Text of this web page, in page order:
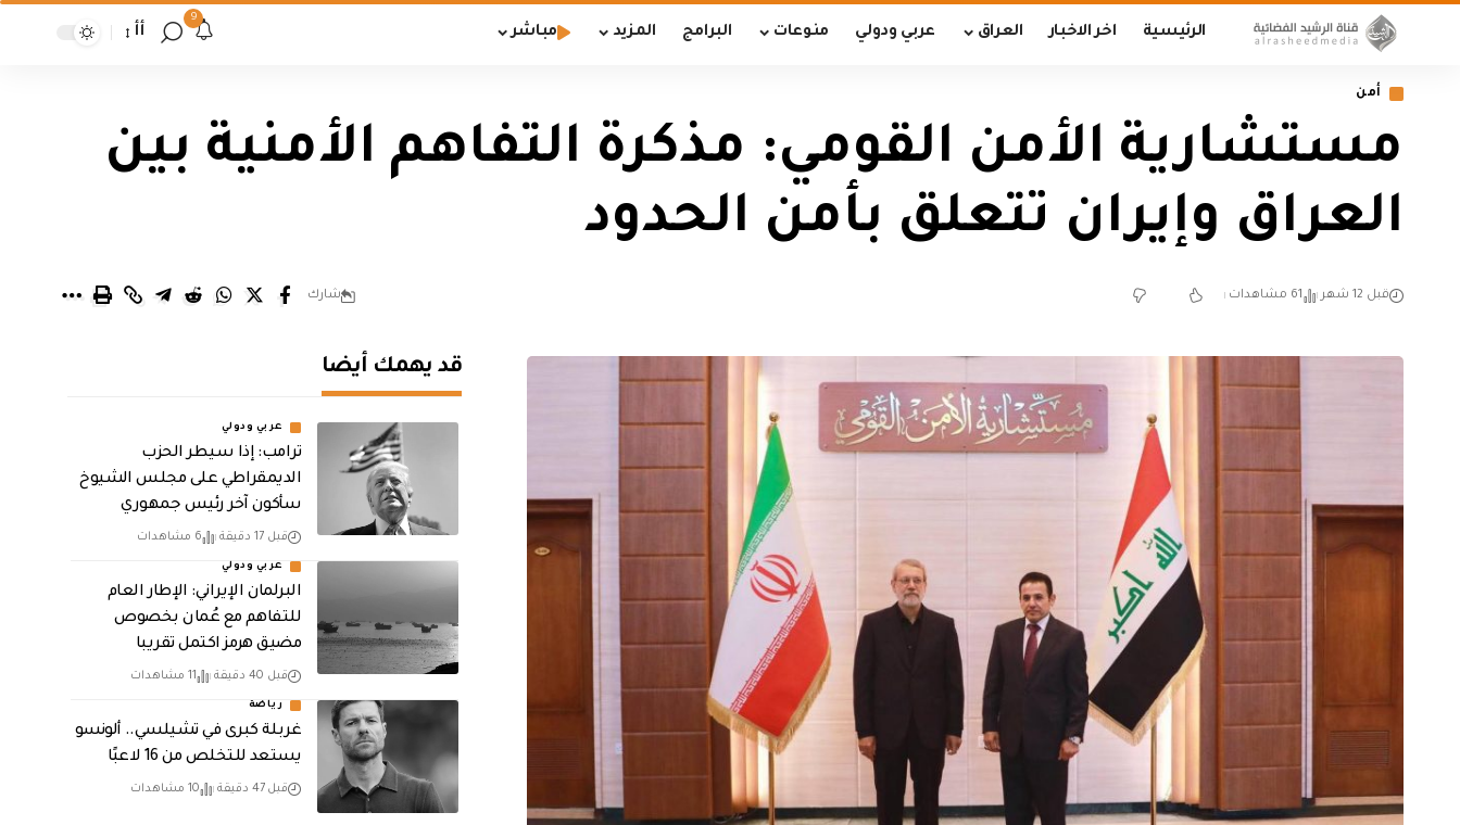
الرئيسية اخر الاخبار العراق عربي ودولي منوعات البرامج المزيد مباشر
9
أأ
أمن
مستشارية الأمن القومي: مذكرة التفاهم الأمنية بين
العراق وإيران تتعلق بأمن الحدود
قبل 12 شهر 61 مشاهدات شارك
قد يهمك أيضا
عربي ودولي
ترامب: إذا سيطر الحزب
الديمقراطي على مجلس الشيوخ
سأكون آخر رئيس جمهوري
قبل 17 دقيقة 6 مشاهدات
عربي ودولي
البرلمان الإيراني: الإطار العام
للتفاهم مع عُمان بخصوص
مضيق هرمز اكتمل تقريبا
قبل 40 دقيقة 11 مشاهدات
رياضة
غربلة كبرى في تشيلسي.. ألونسو
يستعد للتخلص من 16 لاعبًا
قبل 47 دقيقة 10 مشاهدات